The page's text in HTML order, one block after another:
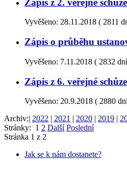
Vyvěšeno: 28.11.2018 ( 2811
Zápis o průběhu
Vyvěšeno: 7.11.2018 ( 2832
Zápis z 6. veřejné
Vyvěšeno: 20.9.2018 ( 2880
Archiv:| 2022 | 2021 | 2020 | 2019 |
Stránky: 1 2 Další Poslední
Stránka 1 z 2
Jak se k nám dostanete?